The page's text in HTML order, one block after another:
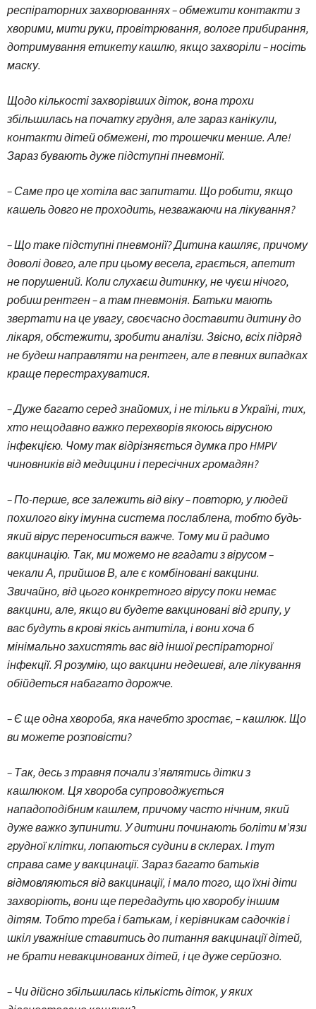
респіраторних захворюваннях – обмежити контакти з
хворими, мити руки, провітрювання, вологе прибирання,
дотримування етикету кашлю, якщо захворіли – носіть
маску.
Щодо кількості захворівших діток, вона трохи
збільшилась на початку грудня, але зараз канікули,
контакти дітей обмежені, то трошечки менше. Але!
Зараз бувають дуже підступні пневмонії.
– Саме про це хотіла вас запитати. Що робити, якщо
кашель довго не проходить, незважаючи на лікування?
– Що таке підступні пневмонії? Дитина кашляє, причому
доволі довго, але при цьому весела, грається, апетит
не порушений. Коли слухаєш дитинку, не чуєш нічого,
робиш рентген – а там пневмонія. Батьки мають
звертати на це увагу, своєчасно доставити дитину до
лікаря, обстежити, зробити аналізи. Звісно, всіх підряд
не будеш направляти на рентген, але в певних випадках
краще перестрахуватися.
– Дуже багато серед знайомих, і не тільки в Україні, тих,
хто нещодавно важко перехворів якоюсь вірусною
інфекцією. Чому так відрізняється думка про HMPV
чиновників від медицини і пересічних громадян?
– По-перше, все залежить від віку – повторю, у людей
похилого віку імунна система послаблена, тобто будь-
який вірус переноситься важче. Тому ми й радимо
вакцинацію. Так, ми можемо не вгадати з вірусом –
чекали А, прийшов В, але є комбіновані вакцини.
Звичайно, від цього конкретного вірусу поки немає
вакцини, але, якщо ви будете вакциновані від грипу, у
вас будуть в крові якісь антитіла, і вони хоча б
мінімально захистять вас від іншої респіраторної
інфекції. Я розумію, що вакцини недешеві, але лікування
обійдеться набагато дорожче.
– Є ще одна хвороба, яка начебто зростає, – кашлюк. Що
ви можете розповісти?
– Так, десь з травня почали з’являтись дітки з
кашлюком. Ця хвороба супроводжується
нападоподібним кашлем, причому часто нічним, який
дуже важко зупинити. У дитини починають боліти м’язи
грудної клітки, лопаються судини в склерах. І тут
справа саме у вакцинації. Зараз багато батьків
відмовляються від вакцинації, і мало того, що їхні діти
захворіють, вони ще передадуть цю хворобу іншим
дітям. Тобто треба і батькам, і керівникам садочків і
шкіл уважніше ставитись до питання вакцинації дітей,
не брати невакцинованих дітей, і це дуже серйозно.
– Чи дійсно збільшилась кількість діток, у яких